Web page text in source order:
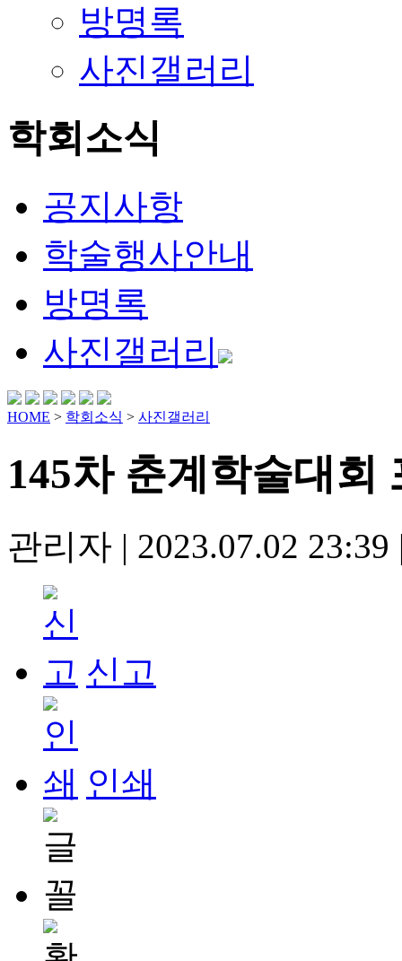
방명록
사진갤러리
학회소식
공지사항
학술행사안내
방명록
사진갤러리
HOME > 학회소식 > 사진갤러리
145차 춘계학술대회
관리자 | 2023.07.02 23:39
신고
인쇄